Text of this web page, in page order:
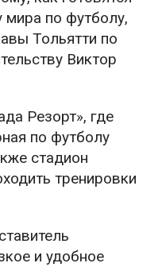
мира по футболу,
Тольятти по
Виктор
Резорт», где
по футболу
стадион
тренировки
и удобное